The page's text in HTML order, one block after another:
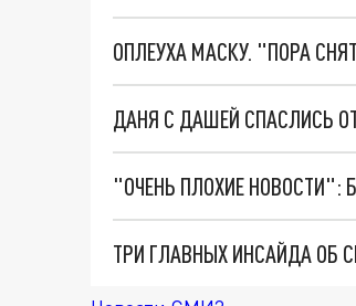
ОПЛЕУХА МАСКУ. "ПОРА
ДАНЯ С ДАШЕЙ СПАСЛИСЬ